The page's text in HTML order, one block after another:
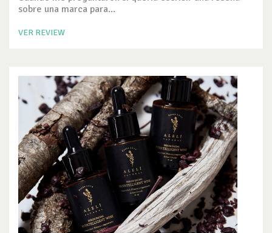
sobre una marca para...
VER REVIEW